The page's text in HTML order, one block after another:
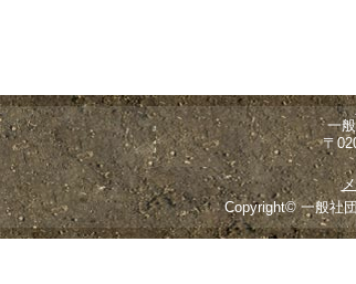
一
〒
Copyright© 一般社